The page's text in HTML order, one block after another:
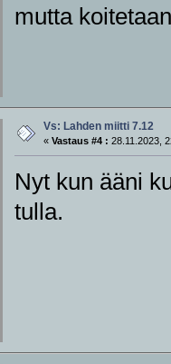
mutta
Vs: Lahden miitti 7.12
« Vastaus #4 : 28.11.2023,
Nyt kun ääni
tulla.